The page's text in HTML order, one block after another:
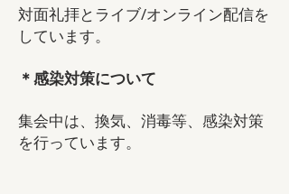
​対面礼拝とライブ/オンライン配信を
しています。
＊感染対策について
集会中は、換気、消毒等、感染対策
を行っています。